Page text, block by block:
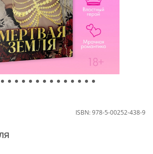
ISBN:978-5-00252-438-9